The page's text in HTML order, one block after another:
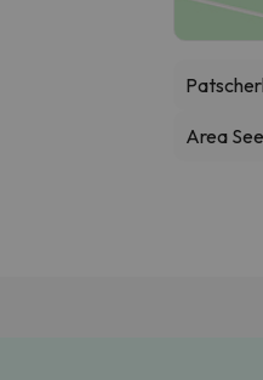
Area